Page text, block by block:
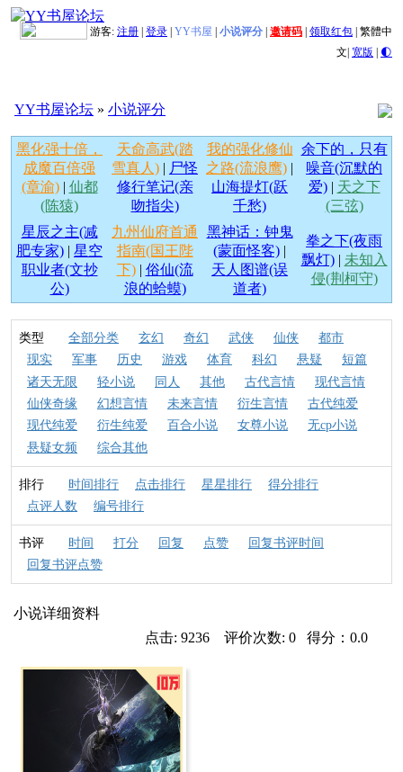
游客: 注册 登录 YY书屋 小说评分 邀请码 领取红包 繁體中
文| 宽版 | 🌓
YY书屋论坛 » 小说评分
黑化强十倍，
成魔百倍强
(章渝)| 仙都
(陈猿)
天命高武(踏
雪真人) | 尸怪
修行笔记(亲
吻指尖)
我的强化修仙
之路(流浪鹰) |
山海提灯(跃
千愁)
余下的，只有
噪音(沉默的
爱)| 天之下
(三弦)
星辰之主(减
肥专家) | 星空
职业者(文抄
公)
九州仙府首通
指南(国王陛
下)| 俗仙(流
浪的蛤蟆)
黑神话：钟鬼
(蒙面怪客) |
天人图谱(误
道者)
拳之下(夜雨
飘灯)| 未知入
侵(荆柯守)
类型 全部分类 玄幻 奇幻 武侠 仙侠
都市
现实
军事 历史 游戏 体育 科幻 悬疑
短篇
诸天无限
轻小说 同人 其他 古代言情
现代言情
仙侠奇缘
幻想言情 未来言情 衍生言情
古代纯爱
现代纯爱
衍生纯爱 百合小说 女尊小说
无cp小说
悬疑女频
综合其他
排行 时间排行 点击排行 星星排行
得分排行
点评人数
编号排行
书评 时间 打分 回复 点赞
回复书评时间
回复书评点赞
小说详细资料
点击: 9236 评价次数: 0 得分：0.0